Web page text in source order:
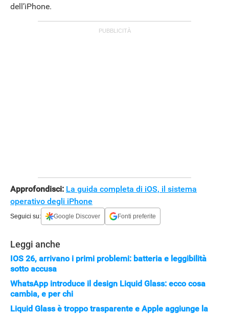
dell’iPhone.
Approfondisci: La guida completa di iOS, il sistema
operativo degli iPhone
Seguici su: Google Discover Fonti preferite
Leggi anche
IOS 26, arrivano i primi problemi: batteria e leggibilità
sotto accusa
WhatsApp introduce il design Liquid Glass: ecco cosa
cambia, e per chi
Liquid Glass è troppo trasparente e Apple aggiunge la